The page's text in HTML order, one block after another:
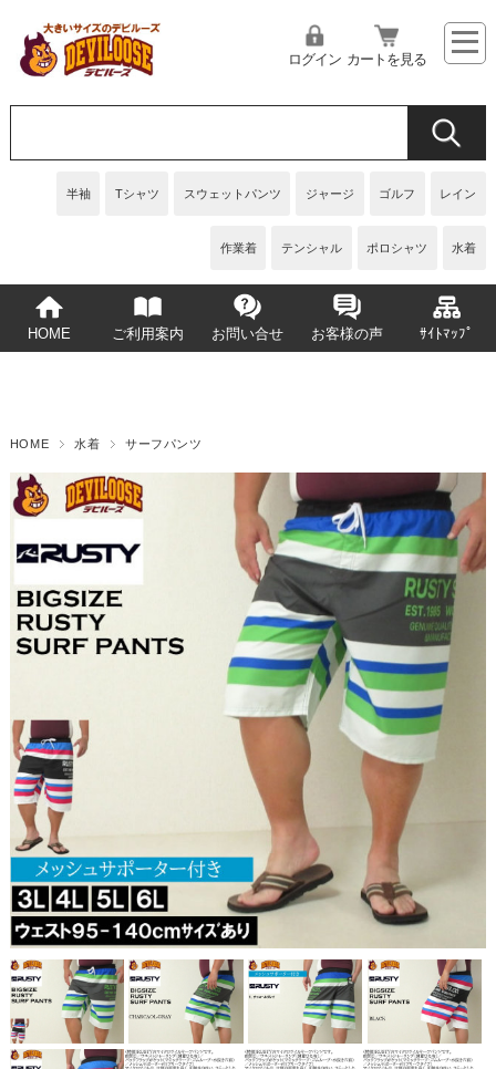
半袖 Tシャツ スウェットパンツ ジャージ ゴルフ レイン
作業着 テンシャル ポロシャツ 水着
ログイン カートを見る
HOME ご利用案内 お問い合せ お客様の声 ｻｲﾄﾏｯﾌﾟ
HOME 水着 サーフパンツ